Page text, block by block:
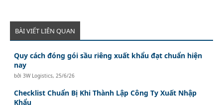
BÀI VIẾT LIÊN QUAN
Quy cách đóng gói sầu riêng xuất khẩu đạt chuẩn hiện
nay
bởi3W Logistics, 25/6/26
Checklist Chuẩn Bị Khi Thành Lập Công Ty Xuất Nhập
Khẩu